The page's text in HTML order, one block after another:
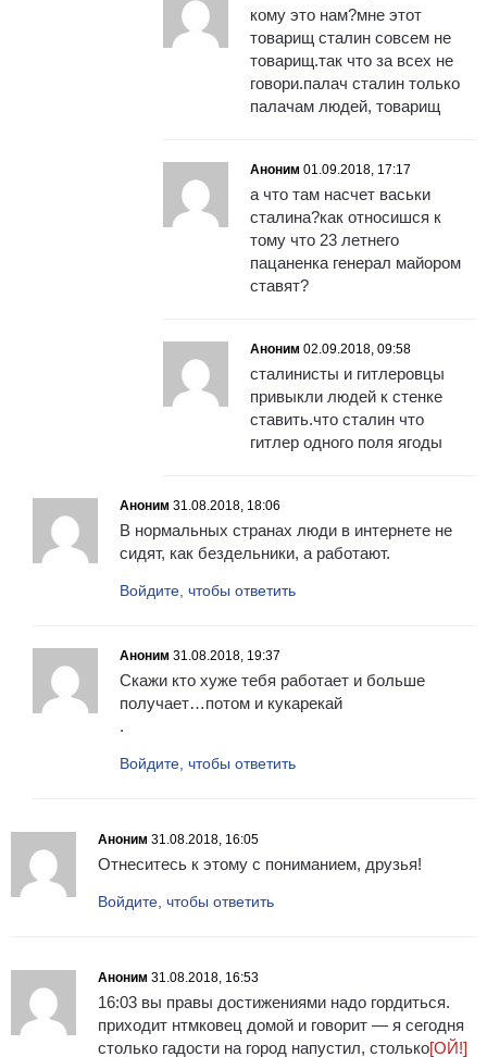
кому это нам?мне этот
товарищ сталин совсем не
товарищ.так что за всех не
говори.палач сталин только
палачам людей, товарищ
Аноним 01.09.2018, 17:17
а что там насчет васьки
сталина?как относишся к
тому что 23 летнего
пацаненка генерал майором
ставят?
Аноним 02.09.2018, 09:58
сталинисты и гитлеровцы
привыкли людей к стенке
ставить.что сталин что
гитлер одного поля ягоды
Аноним 31.08.2018, 18:06
В нормальных странах люди в интернете не
сидят, как бездельники, а работают.
Войдите, чтобы ответить
Аноним 31.08.2018, 19:37
Скажи кто хуже тебя работает и больше
получает…потом и кукарекай
.
Войдите, чтобы ответить
Аноним 31.08.2018, 16:05
Отнеситесь к этому с пониманием, друзья!
Войдите, чтобы ответить
Аноним 31.08.2018, 16:53
16:03 вы правы достижениями надо гордиться.
приходит нтмковец домой и говорит — я сегодня
столько гадости на город напустил, столько[ОЙ!]